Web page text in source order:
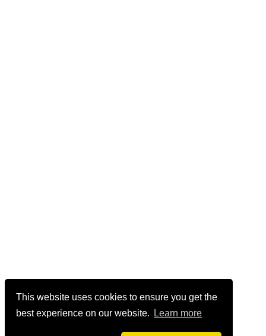
This website uses cookies to ensure you get the
best experience on our website.
Learn more